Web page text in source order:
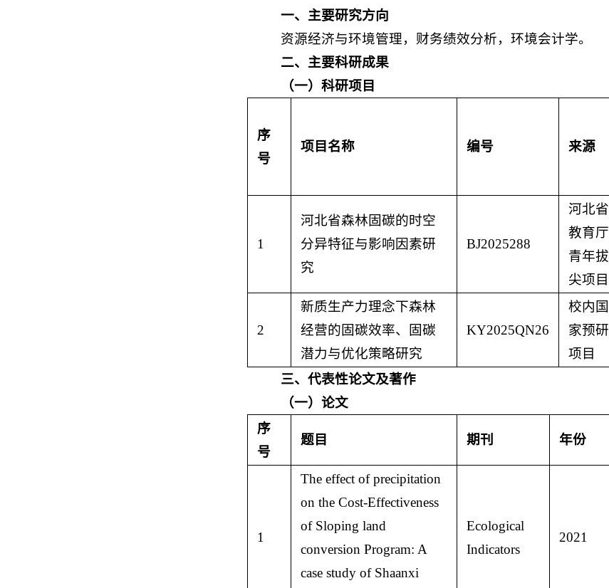
一、主要研究方向
资源经济与环境管理，财务绩效分析，环境会计学。
二、主要科研成果
（一）科研项目
序
号
项目名称 编号 来源
1
河北省森林固碳的时空
分异特征与影响因素研
究
BJ2025288
河北省
教育厅
青年拔
尖项目
2
新质生产力理念下森林
经营的固碳效率、固碳
潜力与优化策略研究
KY2025QN26
校内国
家预研
项目
三、代表性论文及著作
（一）论文
序
号
题目 期刊 年份
1
The effect of precipitation
on the Cost-Effectiveness
of Sloping land
conversion Program: A
case study of Shaanxi
Ecological
Indicators
2021